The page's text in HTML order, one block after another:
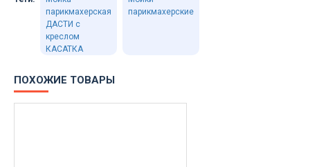
имеет черный
металлический
каркас,
раковину,
парикмахерская
ДАСТИ с
креслом
КАСАТКА
парикмахерские
ПОХОЖИЕ ТОВАРЫ